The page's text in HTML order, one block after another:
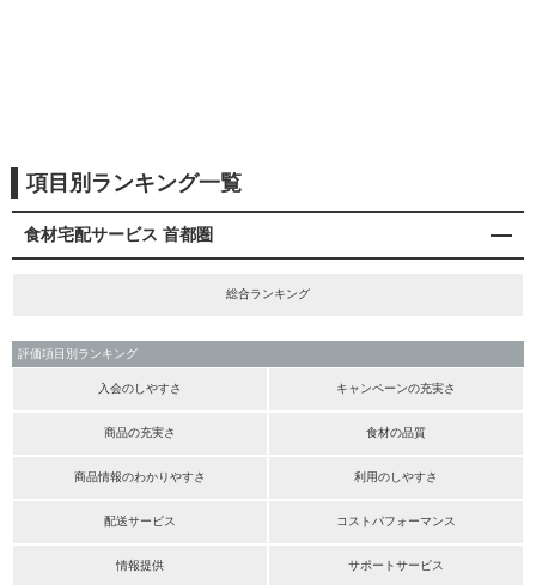
項目別ランキング一覧
食材宅配サービス 首都圏
総合ランキング
評価項目別ランキング
入会のしやすさ キャンペーンの充実さ
商品の充実さ 食材の品質
商品情報のわかりやすさ 利用のしやすさ
配送サービス コストパフォーマンス
情報提供 サポートサービス